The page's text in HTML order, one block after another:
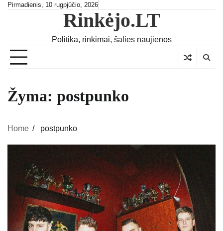
SkipPirmadienis, 10 rugpjūčio, 2026
Rinkėjo.LT
Politika, rinkimai, šalies naujienos
Žyma: postpunko
Home postpunko